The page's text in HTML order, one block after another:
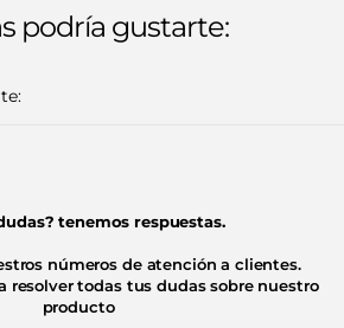
podría gustarte:
tenemos respuestas.
números de atención a clientes.
resolver todas tus dudas sobre nuestro
producto